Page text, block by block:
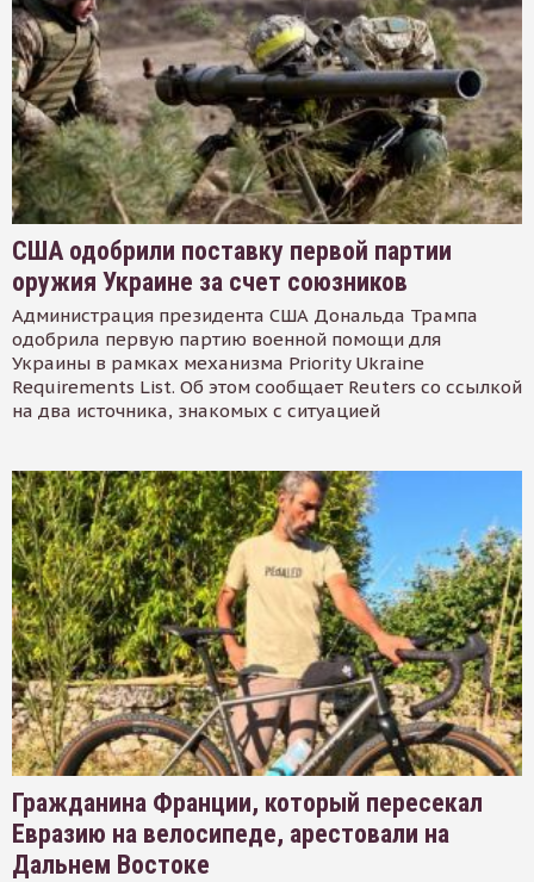
США одобрили поставку первой партии
оружия Украине за счет союзников
Администрация президента США Дональда Трампа
одобрила первую партию военной помощи для
Украины в рамках механизма Priority Ukraine
Requirements List. Об этом сообщает Reuters со ссылкой
на два источника, знакомых с ситуацией
Гражданина Франции, который пересекал
Евразию на велосипеде, арестовали на
Дальнем Востоке